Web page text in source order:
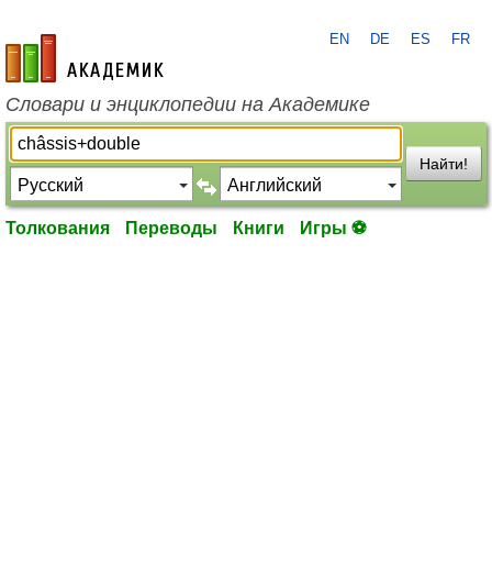
academic.ru
EN DE ES FR
Словари и энциклопедии на Академике
Найти!
Толкования Переводы Книги Игры ⚽